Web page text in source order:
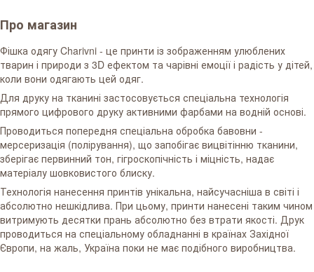
Про магазин
Фішка одягу Charivni - це принти із зображенням улюблених
тварин і природи з 3D ефектом та чарівні емоції і радість у дітей,
коли вони одягають цей одяг.
Для друку на тканині застосовується спеціальна технологія
прямого цифрового друку активними фарбами на водній основі.
Проводиться попередня спеціальна обробка бавовни -
мерсеризація (полірування), що запобігає вицвітінню тканини,
зберігає первинний тон, гігроскопічність і міцність, надає
матеріалу шовковистого блиску.
Технологія нанесення принтів унікальна, найсучасніша в світі і
абсолютно нешкідлива. При цьому, принти нанесені таким чином
витримують десятки прань абсолютно без втрати якості. Друк
проводиться на спеціальному обладнанні в країнах Західної
Європи, на жаль, Україна поки не має подібного виробництва.